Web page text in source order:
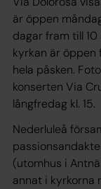
är öppen
dagar fram till
kyrkan är
hela påsken.
konserten Via
långfredag kl. 15.
Nederluleå
(utomhus i
annat i kyrkorna